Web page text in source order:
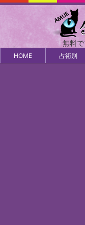
無料
HOME 占術別